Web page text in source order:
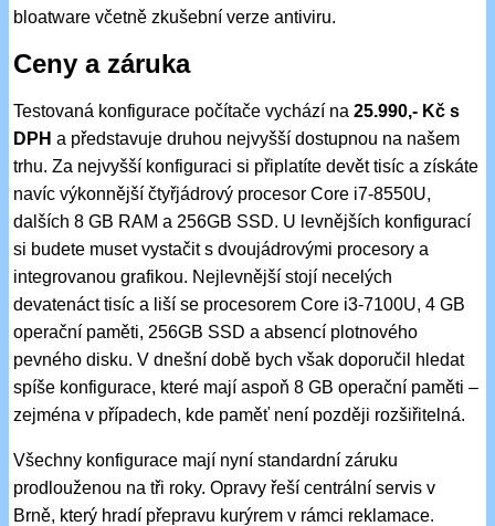
bloatware včetně zkušební verze antiviru.
Ceny a záruka
Testovaná konfigurace počítače vychází na25.990,- Kč s
DPH a představuje druhou nejvyšší dostupnou na našem
trhu. Za nejvyšší konfiguraci si připlatíte devět tisíc a získáte
navíc výkonnější čtyřjádrový procesor Core i7-8550U,
dalších 8 GB RAM a 256GB SSD. U levnějších konfigurací
si budete muset vystačit s dvoujádrovými procesory a
integrovanou grafikou. Nejlevnější stojí necelých
devatenáct tisíc a liší se procesorem Core i3-7100U, 4 GB
operační paměti, 256GB SSD a absencí plotnového
pevného disku. V dnešní době bych však doporučil hledat
spíše konfigurace, které mají aspoň 8 GB operační paměti –
zejména v případech, kde paměť není později rozšiřitelná.
Všechny konfigurace mají nyní standardní záruku
prodlouženou na tři roky. Opravy řeší centrální servis v
Brně, který hradí přepravu kurýrem v rámci reklamace.